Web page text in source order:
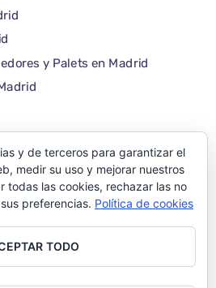
y Palets en Madrid
2022 — E-plagas.com
control de
Madrid –
derechos
y de terceros para garantizar el
medir su uso y mejorar nuestros
todas las cookies, rechazar las no
preferencias. Política de cookies
TODO